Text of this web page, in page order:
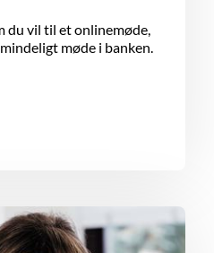
du vil til et onlinemøde,
møde i banken.